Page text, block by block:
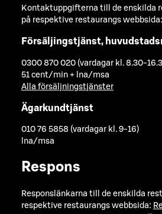
Kontaktuppgifterna till de enskilda
på respektive restaurangs webbsida:
Försäljingstjänst,
0300 870 020 (vardagar kl. 8.30-
51 cent/min + lna/msa
Alla försäljningstjänster
Ägarkundtjänst
010 76 5858 (vardagar kl. 9-16)
lna/msa
Respons
Responslänkarna till de enskilda
respektive restaurangs webbsida: